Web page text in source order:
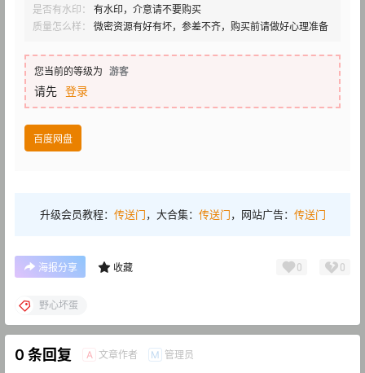
是否有水印：
有水印，介意请不要购买
质量怎么样：
微密资源有好有坏，参差不齐，购买前请做好心理准备
您当前的等级为 游客
请先 登录
百度网盘
升级会员教程： 传送门，大合集： 传送门，网站广告： 传送门
海报分享 收藏 0 0
野心坏蛋
0 条回复 A 文章作者 M 管理员